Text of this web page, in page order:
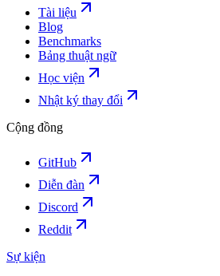
Tài liệu
Blog
Benchmarks
Bảng thuật ngữ
Học viện
Nhật ký thay đổi
Cộng đồng
GitHub
Diễn đàn
Discord
Reddit
Sự kiện